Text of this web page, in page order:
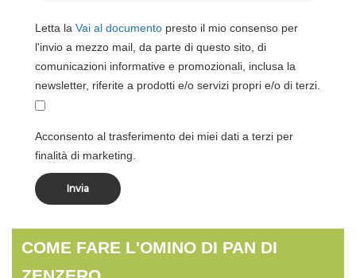
Letta la Vai al documentopresto il mio consenso per
l'invio a mezzo mail, da parte di questo sito, di
comunicazioni informative e promozionali, inclusa la
newsletter, riferite a prodotti e/o servizi propri e/o di terzi.
Acconsento al trasferimento dei miei dati a terzi per
finalità di marketing.
COME FARE L'OMINO DI PAN DI